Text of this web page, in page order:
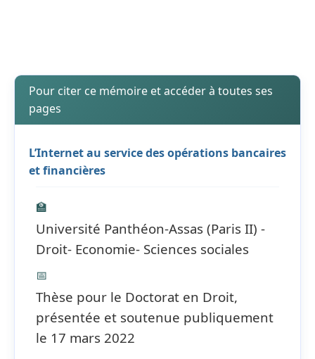
Pour citer ce mémoire et accéder à toutes ses
pages
L’Internet au service des opérations bancaires
et financières
🏫
Université Panthéon-Assas (Paris II) -
Droit- Economie- Sciences sociales
📅
Thèse pour le Doctorat en Droit,
présentée et soutenue publiquement
le 17 mars 2022